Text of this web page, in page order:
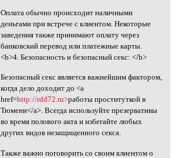
Оплата обычно происходит наличными
деньгами при встрече с клиентом. Некоторые
заведения также принимают оплату через
банковский перевод или платежные карты.
<b>4. Безопасность и безопасный секс: </b>
Безопасный секс является важнейшим фактором,
когда дело доходит до <a
href=http://rdd72.ru>работы проституткой в
Тюмени</a>. Всегда используйте презервативы
во время полового акта и избегайте любых
других видов незащищенного секса.
Также важно поговорить со своим клиентом о